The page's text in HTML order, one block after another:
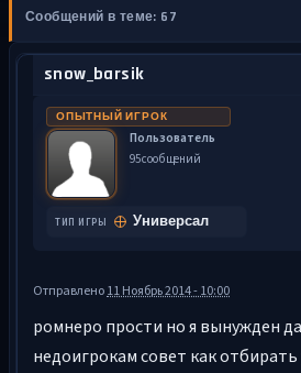
Сообщений в теме: 67
snow_barsik
ОПЫТНЫЙ ИГРОК
Пользователь
95 сообщений
ТИП ИГРЫ Универсал
Отправлено11 Ноябрь 2014 - 10:00
ромнеро прости но я вынужден
недоигрокам совет как отбирать